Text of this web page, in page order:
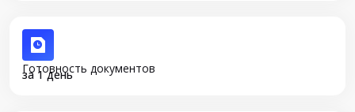
Готовность документов
за 1 день